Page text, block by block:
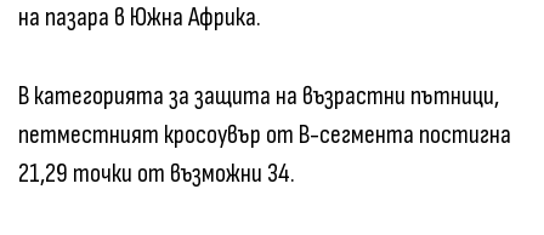
на пазара в Южна Африка.
В категорията за защита на възрастни пътници,
петместният кросоувър от B-сегмента постигна
21,29 точки от възможни 34.